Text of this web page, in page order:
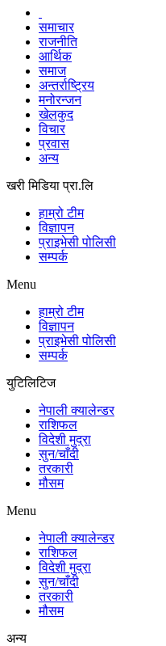
समाचार
राजनीति
आर्थिक
समाज
अन्तर्राष्ट्रिय
मनोरन्जन
खेलकुद
विचार
प्रवास
अन्य
खरी मिडिया प्रा.लि
हाम्रो टीम
विज्ञापन
प्राइभेसी पोलिसी
सम्पर्क
Menu
हाम्रो टीम
विज्ञापन
प्राइभेसी पोलिसी
सम्पर्क
युटिलिटिज
नेपाली क्यालेन्डर
राशिफल
विदेशी मुद्रा
सुन/चाँदी
तरकारी
मौसम
Menu
नेपाली क्यालेन्डर
राशिफल
विदेशी मुद्रा
सुन/चाँदी
तरकारी
मौसम
अन्य